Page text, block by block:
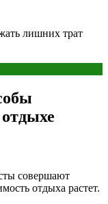
лишних трат
совершают
отдыха растет.